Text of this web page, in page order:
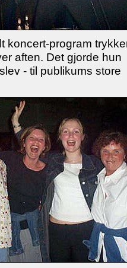
koncert-program
aften. Det gjorde hun
- til publikums store